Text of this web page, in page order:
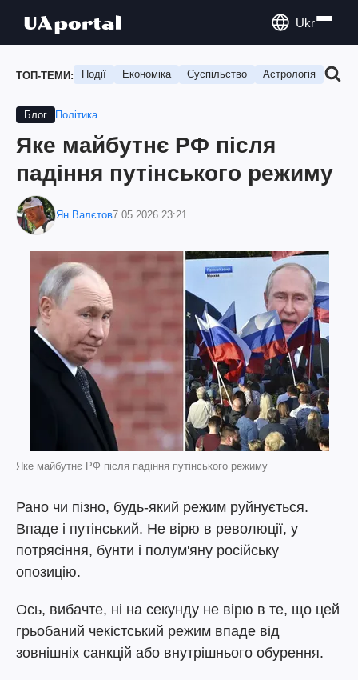
Ukr
ТОП-ТЕМИ: Події Економіка Суспільство Астрологія
Блог Політика
Яке майбутнє РФ після
падіння путінського режиму
Ян Валєтов7.05.2026 23:21
Яке майбутнє РФ після падіння путінського режиму
Рано чи пізно, будь-який режим руйнується.
Впаде і путінський. Не вірю в революції, у
потрясіння, бунти і полум'яну російську
опозицію.
Ось, вибачте, ні на секунду не вірю в те, що цей
грьобаний чекістський режим впаде від
зовнішніх санкцій або внутрішнього обурення.